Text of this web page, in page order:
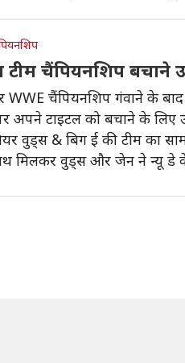
चैंपियनशिप बचाने
WWE चैंपियनशिप गंवाने के
पर अपने टाइटल को बचाने के लिए
वुड्स & बिग ई की टीम का
मिलकर वुड्स और जेन ने न्यू डे